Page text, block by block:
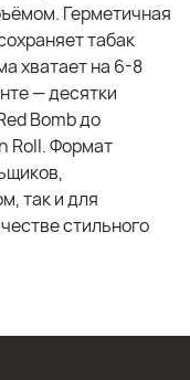
Герметичная
табак
хватает на 6-8
— десятки
Bomb до
Roll. Формат
так и для
стильного